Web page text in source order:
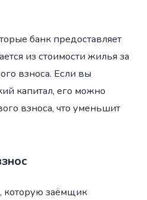
банк предоставляет
из стоимости жилья за
взноса. Если вы
капитал, его можно
взноса, что уменьшит
которую заёмщик